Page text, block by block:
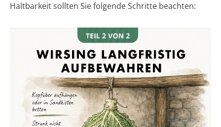
Haltbarkeit sollten Sie folgende Schritte beachten: